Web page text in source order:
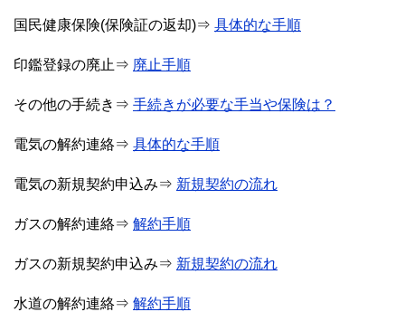
国民健康保険(保険証の返却)⇒ 具体的な手順
印鑑登録の廃止⇒ 廃止手順
その他の手続き⇒ 手続きが必要な手当や保険は？
電気の解約連絡⇒ 具体的な手順
電気の新規契約申込み⇒ 新規契約の流れ
ガスの解約連絡⇒ 解約手順
ガスの新規契約申込み⇒ 新規契約の流れ
水道の解約連絡⇒ 解約手順